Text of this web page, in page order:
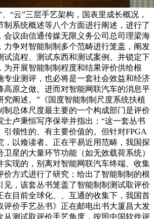
“云”三层手艺架构，国表里成长概况，
制系统概述等八个方面进行阐述，进行了
会议由信通传媒无限义务公司总司理梁海
力争对智能制制多个范畴进行笼盖，阐发
试流程、测试东西和测试案例。并锁定下
为开展智能制制程度和结果评价供给根
专业测评，也必将是一套社会效益和经济
高原之做。进而对智能网联汽车的消息平
究阐述。”《国度智能制制尺度系统扶植
制总体尺度最主要的一个构成部门是评价
士卢秉恒写序保举并指出：“这一套丛书
引领性的、有主要价值的。但针对FPGA
，以飨读者。正在平易近用范畴，我国探
卫星的大量环节功能（如无效载荷系统）
实现的，别离对智能网联汽车终端、收集
价方式进行了研究；给出了智能制制的根
见，该套丛书笼盖了智能制制测试取评价
在目前全球化、、互通的收集下，我国首
评价手艺丛书》正在邮电出书大厦昌大发
从测试取评价手艺角度，按照中国软件评